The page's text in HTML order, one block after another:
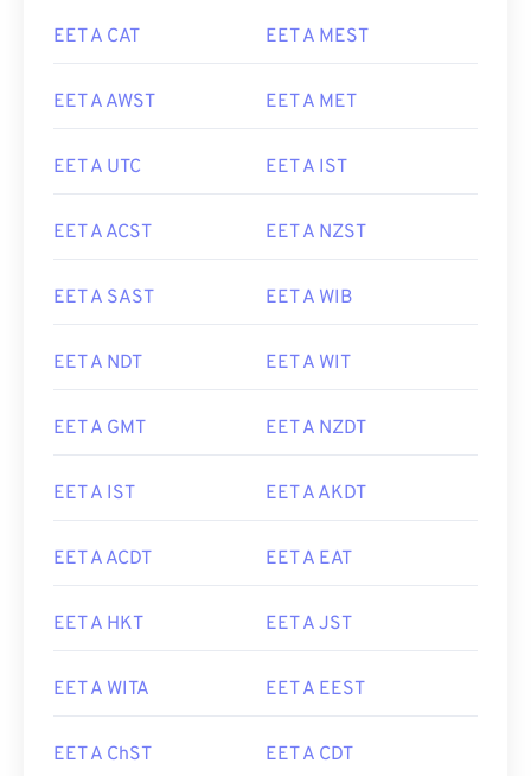
EET A CAT EET A MEST
EET A AWST EET A MET
EET A UTC EET A IST
EET A ACST EET A NZST
EET A SAST EET A WIB
EET A NDT EET A WIT
EET A GMT EET A NZDT
EET A IST EET A AKDT
EET A ACDT EET A EAT
EET A HKT EET A JST
EET A WITA EET A EEST
EET A ChST EET A CDT